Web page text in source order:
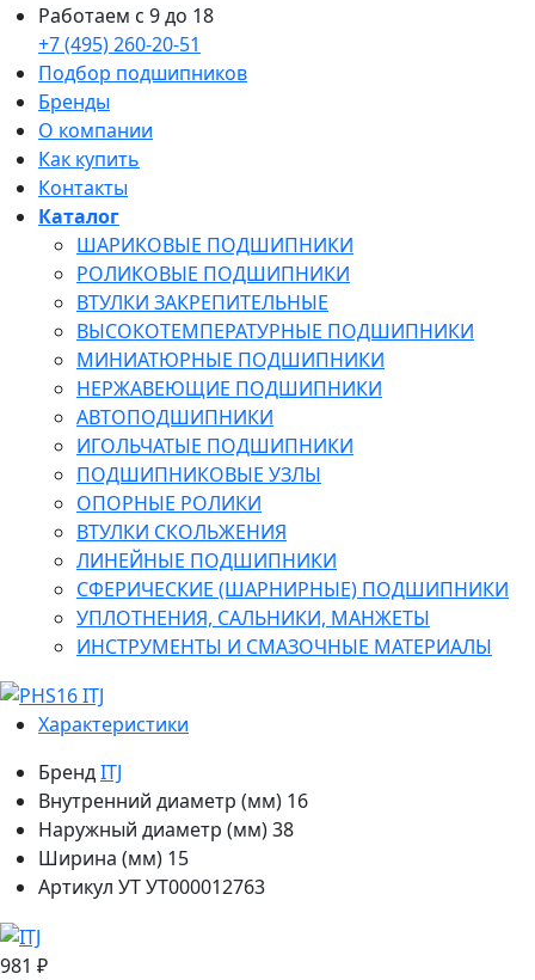
Работаем с 9 до 18
+7 (495) 260-20-51
Подбор подшипников
Бренды
О компании
Как купить
Контакты
Каталог
ШАРИКОВЫЕ ПОДШИПНИКИ
РОЛИКОВЫЕ ПОДШИПНИКИ
ВТУЛКИ ЗАКРЕПИТЕЛЬНЫЕ
ВЫСОКОТЕМПЕРАТУРНЫЕ ПОДШИПНИКИ
МИНИАТЮРНЫЕ ПОДШИПНИКИ
НЕРЖАВЕЮЩИЕ ПОДШИПНИКИ
АВТОПОДШИПНИКИ
ИГОЛЬЧАТЫЕ ПОДШИПНИКИ
ПОДШИПНИКОВЫЕ УЗЛЫ
ОПОРНЫЕ РОЛИКИ
ВТУЛКИ СКОЛЬЖЕНИЯ
ЛИНЕЙНЫЕ ПОДШИПНИКИ
СФЕРИЧЕСКИЕ (ШАРНИРНЫЕ) ПОДШИПНИКИ
УПЛОТНЕНИЯ, САЛЬНИКИ, МАНЖЕТЫ
ИНСТРУМЕНТЫ И СМАЗОЧНЫЕ МАТЕРИАЛЫ
Характеристики
БрендITJ
Внутренний диаметр (мм) 16
Наружный диаметр (мм)38
Ширина (мм) 15
Артикул УТУТ000012763
981 ₽